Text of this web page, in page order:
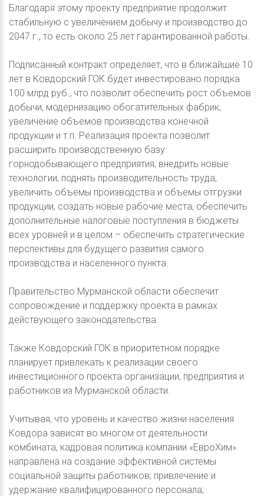
Благодаря этому проекту предприятие продолжит
стабильную с увеличением добычу и производство до
2047 г., то есть около 25 лет гарантированной работы.
Подписанный контракт определяет, что в ближайшие 10
лет в Ковдорский ГОК будет инвестировано порядка
100 млрд руб., что позволит обеспечить рост объемов
добычи, модернизацию обогатительных фабрик,
увеличение объемов производства конечной
продукции и т.п. Реализация проекта позволит
расширить производственную базу
горнодобывающего предприятия, внедрить новые
технологии, поднять производительность труда,
увеличить объемы производства и объемы отгрузки
продукции, создать новые рабочие места, обеспечить
дополнительные налоговые поступления в бюджеты
всех уровней и в целом – обеспечить стратегические
перспективы для будущего развития самого
производства и населенного пункта.
Правительство Мурманской области обеспечит
сопровождение и поддержку проекта в рамках
действующего законодательства.
Также Ковдорский ГОК в приоритетном порядке
планирует привлекать к реализации своего
инвестиционного проекта организации, предприятия и
работников из Мурманской области.
Учитывая, что уровень и качество жизни населения
Ковдора зависят во многом от деятельности
комбината, кадровая политика компании «ЕвроХим»
направлена на создание эффективной системы
социальной защиты работников; привлечение и
удержание квалифицированного персонала;